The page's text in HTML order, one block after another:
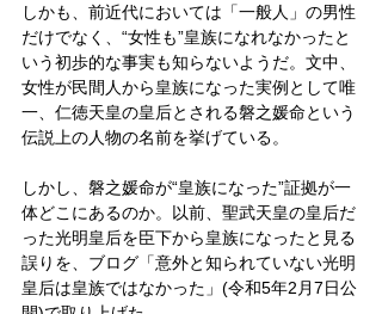
しかも、前近代においては「一般人」の男性
だけでなく、“女性も”皇族になれなかったと
いう初歩的な事実も知らないようだ。文中、
女性が民間人から皇族になった実例として唯
一、仁徳天皇の皇后とされる磐之媛命という
伝説上の人物の名前を挙げている。
しかし、磐之媛命が“皇族になった”証拠が一
体どこにあるのか。以前、聖武天皇の皇后だ
った光明皇后を臣下から皇族になったと見る
誤りを、ブログ「意外と知られていない光明
皇后は皇族ではなかった」(令和5年2月7日公